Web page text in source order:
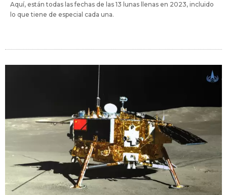
Aquí, están todas las fechas de las 13 lunas llenas en 2023, incluido
lo que tiene de especial cada una.